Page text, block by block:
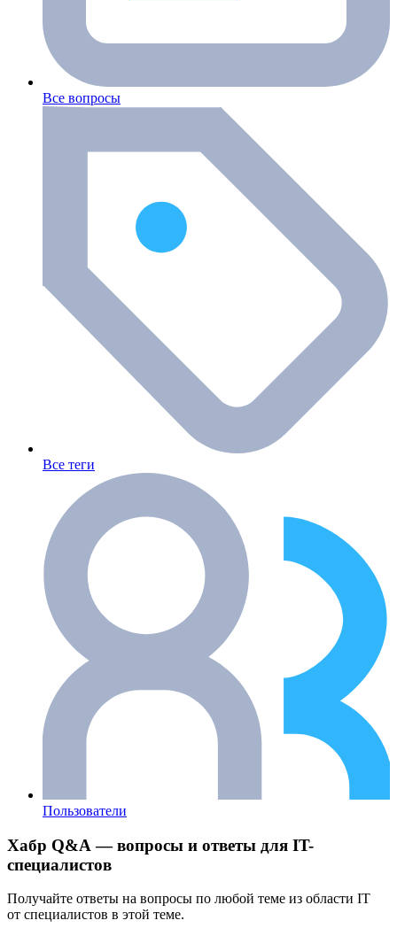
Все вопросы
Все теги
Пользователи
Хабр Q&A — вопросы и ответы для IT-
специалистов
Получайте ответы на вопросы по любой теме из области IT
от специалистов в этой теме.